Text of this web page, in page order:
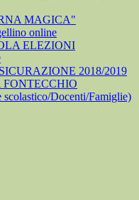
MAGICA"
online
ELEZIONI
2018/2019
FONTECCHIO
scolastico/Docenti/Famiglie)